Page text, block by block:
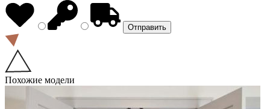
Похожие модели